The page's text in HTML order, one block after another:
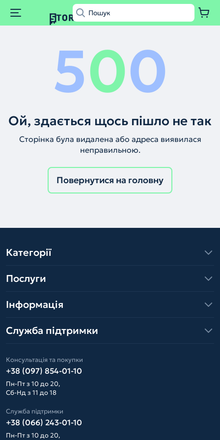
500
Ой, здається щось пішло не так
Сторінка була видалена або адреса виявилася
неправильною.
Повернутися на головну
Категорії
Послуги
Інформація
Служба підтримки
Консультація та покупки
+38 (097) 854-01-10
Пн-Пт з 10 до 20,
Сб-Нд з 11 до 18
Служба підтримки
+38 (066) 243-01-10
Пн-Пт з 10 до 20,